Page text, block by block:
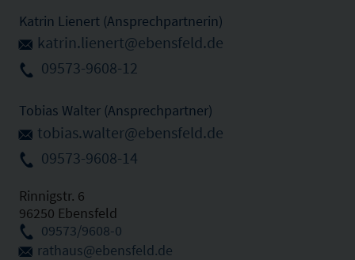
Katrin Lienert (Ansprechpartnerin)
katrin.lienert@ebensfeld.de
09573-9608-12
Tobias Walter (Ansprechpartner)
tobias.walter@ebensfeld.de
09573-9608-14
Rinnigstr. 6
96250 Ebensfeld
09573/9608-0
rathaus@ebensfeld.de